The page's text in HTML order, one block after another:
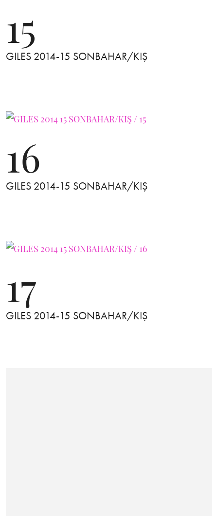
15
GILES 2014-15 SONBAHAR/KIŞ
16
GILES 2014-15 SONBAHAR/KIŞ
17
GILES 2014-15 SONBAHAR/KIŞ